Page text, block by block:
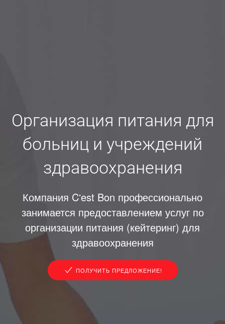
Организация питания для
больниц и учреждений
здравоохранения
Компания Cʻest Bon профессионально
занимается предоставлением услуг по
организации питания (кейтеринг) для
здравоохранения
ПОЛУЧИТЬ ПРЕДЛОЖЕНИЕ!